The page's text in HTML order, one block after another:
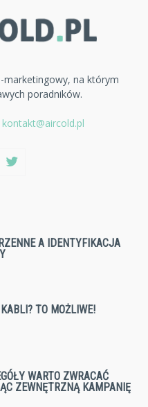
na którym
poradników.
kontakt@aircold.pl
A IDENTYFIKACJA
TO MOŻLIWE!
WARTO ZWRACAĆ
ZEWNĘTRZNĄ KAMPANIĘ